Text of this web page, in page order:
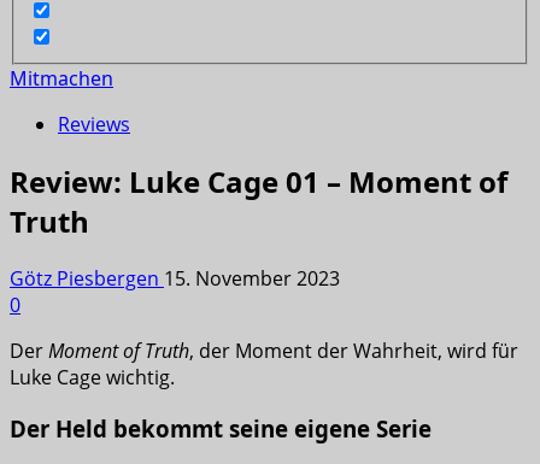
Mitmachen
Reviews
Review: Luke Cage 01 – Moment of
Truth
Götz Piesbergen 15. November 2023
0
DerMoment of Truth, der Moment der Wahrheit, wird für
Luke Cage wichtig.
Der Held bekommt seine eigene Serie